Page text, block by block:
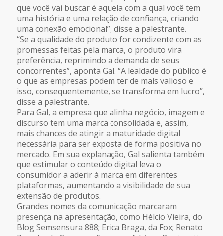
que você vai buscar é aquela com a qual você tem
uma história e uma relação de confiança, criando
uma conexão emocional”, disse a palestrante.
“Se a qualidade do produto for condizente com as
promessas feitas pela marca, o produto vira
preferência, reprimindo a demanda de seus
concorrentes”, aponta Gal. “A lealdade do público é
o que as empresas podem ter de mais valioso e
isso, consequentemente, se transforma em lucro”,
disse a palestrante.
Para Gal, a empresa que alinha negócio, imagem e
discurso tem uma marca consolidada e, assim,
mais chances de atingir a maturidade digital
necessária para ser exposta de forma positiva no
mercado. Em sua explanação, Gal salienta também
que estimular o conteúdo digital leva o
consumidor a aderir à marca em diferentes
plataformas, aumentando a visibilidade de sua
extensão de produtos.
Grandes nomes da comunicação marcaram
presença na apresentação, como Hélcio Vieira, do
BlogSemsensura 888; Erica Braga, da Fox; Renato